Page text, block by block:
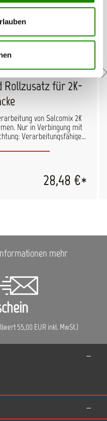
Rollzusatz für 2K-
von Salcomix 2K
Nur in Verbingung mit
Verarbeitungsfähiges
geeignet.
28,48 €*
mehr
55,00 EUR inkl. MwSt.)